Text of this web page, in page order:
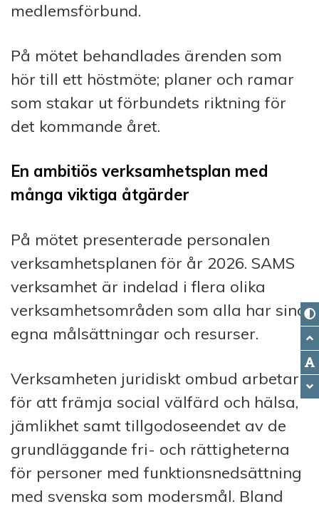
medlemsförbund.
På mötet behandlades ärenden som
hör till ett höstmöte; planer och ramar
som stakar ut förbundets riktning för
det kommande året.
En ambitiös verksamhetsplan med
många viktiga åtgärder
På mötet presenterade personalen
verksamhetsplanen för år 2026. SAMS
verksamhet är indelad i flera olika
verksamhetsområden som alla har sina
egna målsättningar och resurser.
Verksamheten juridiskt ombud arbetar
för att främja social välfärd och hälsa,
jämlikhet samt tillgodoseendet av de
grundläggande fri- och rättigheterna
för personer med funktionsnedsättning
med svenska som modersmål. Bland